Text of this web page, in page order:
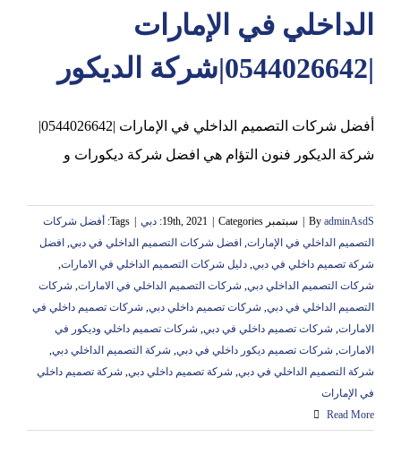
الداخلي في الإمارات
|0544026642|شركة الديكور
أفضل شركات التصميم الداخلي في الإمارات |0544026642|
شركة الديكور فنون التؤام هي افضل شركة ديكورات و
By adminAsdS سبتمبر 19th, 2021 Categories: دبي Tags:
أفضل شركات
التصميم الداخلي في الإمارات, افضل شركات التصميم الداخلي في دبي, افضل
شركة تصميم داخلي في دبي, دليل شركات التصميم الداخلي في الامارات,
شركات التصميم الداخلي دبي, شركات التصميم الداخلي في الامارات, شركات
التصميم الداخلي في دبي, شركات تصميم داخلي دبي, شركات تصميم داخلي في
الامارات, شركات تصميم داخلي في دبي, شركات تصميم داخلي وديكور في
الامارات, شركات تصميم ديكور داخلي في دبي, شركة التصميم الداخلي دبي,
شركة التصميم الداخلي في دبي, شركة تصميم داخلي دبي, شركة تصميم داخلي
في الإمارات
Read More